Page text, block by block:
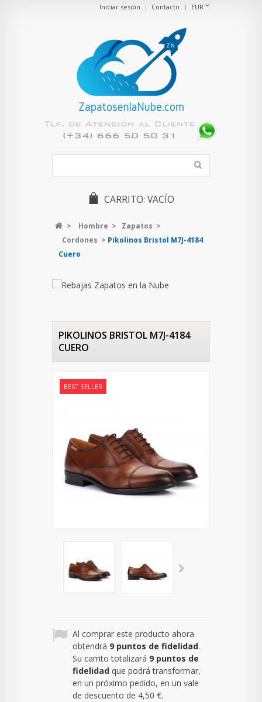
EUR
Contacto
Iniciar sesión
CARRITO: VACÍO
> Hombre > Zapatos >
Cordones > Pikolinos Bristol M7J-4184
Cuero
PIKOLINOS BRISTOL M7J-4184
CUERO
BEST SELLER
Al comprar este producto ahora
obtendrá 9 puntos de fidelidad.
Su carrito totalizará 9 puntos de
fidelidad que podrá transformar,
en un próximo pedido, en un vale
de descuento de 4,50 €.